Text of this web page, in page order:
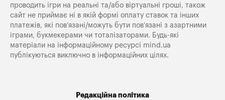
проводить ігри на реальні та/або віртуальні гроші, також
сайт не приймає ні в якій формі оплату ставок та інших
платежів, які пов’язані/можуть бути пов’язані з азартними
іграми, букмекерами чи тоталізаторами. Будь-які
матеріали на інформаційному ресурсі mind.ua
публікуються виключно в інформаційних цілях.
Редакційна політика